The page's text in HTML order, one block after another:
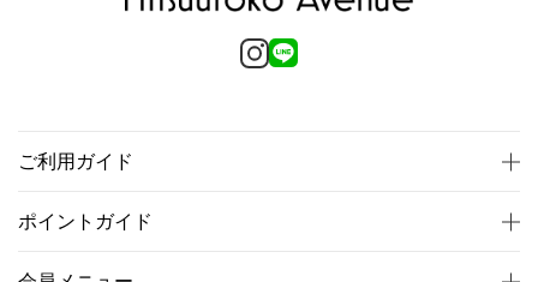
ご利用ガイド
ポイントガイド